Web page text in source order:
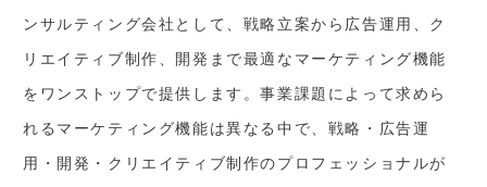
ンサルティング会社として、戦略立案から広告運用、ク
リエイティブ制作、開発まで最適なマーケティング機能
をワンストップで提供します。事業課題によって求めら
れるマーケティング機能は異なる中で、戦略・広告運
用・開発・クリエイティブ制作のプロフェッショナルが